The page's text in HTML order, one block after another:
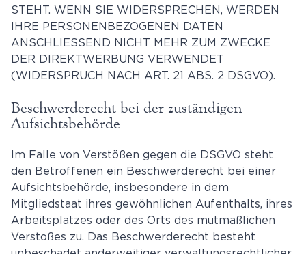
STEHT. WENN SIE WIDERSPRECHEN, WERDEN
IHRE PERSONENBEZOGENEN DATEN
ANSCHLIESSEND NICHT MEHR ZUM ZWECKE
DER DIREKTWERBUNG VERWENDET
(WIDERSPRUCH NACH ART. 21 ABS. 2 DSGVO).
Beschwerde­recht bei der zuständigen
Aufsichts­behörde
Im Falle von Verstößen gegen die DSGVO steht
den Betroffenen ein Beschwerderecht bei einer
Aufsichtsbehörde, insbesondere in dem
Mitgliedstaat ihres gewöhnlichen Aufenthalts, ihres
Arbeitsplatzes oder des Orts des mutmaßlichen
Verstoßes zu. Das Beschwerderecht besteht